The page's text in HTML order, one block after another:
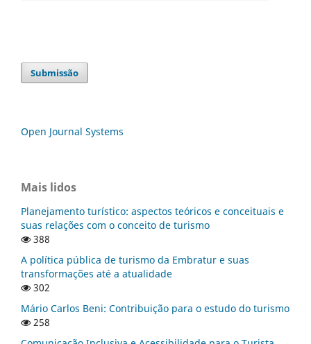
Submissão
Open Journal Systems
Mais lidos
Planejamento turístico: aspectos teóricos e conceituais e
suas relações com o conceito de turismo
388
A política pública de turismo da Embratur e suas
transformações até a atualidade
302
Mário Carlos Beni: Contribuição para o estudo do turismo
258